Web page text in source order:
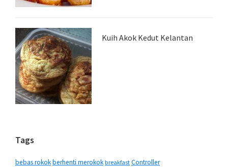
Kuih Akok Kedut Kelantan
Tags
bebas rokokberhenti merokok breakfast Controller